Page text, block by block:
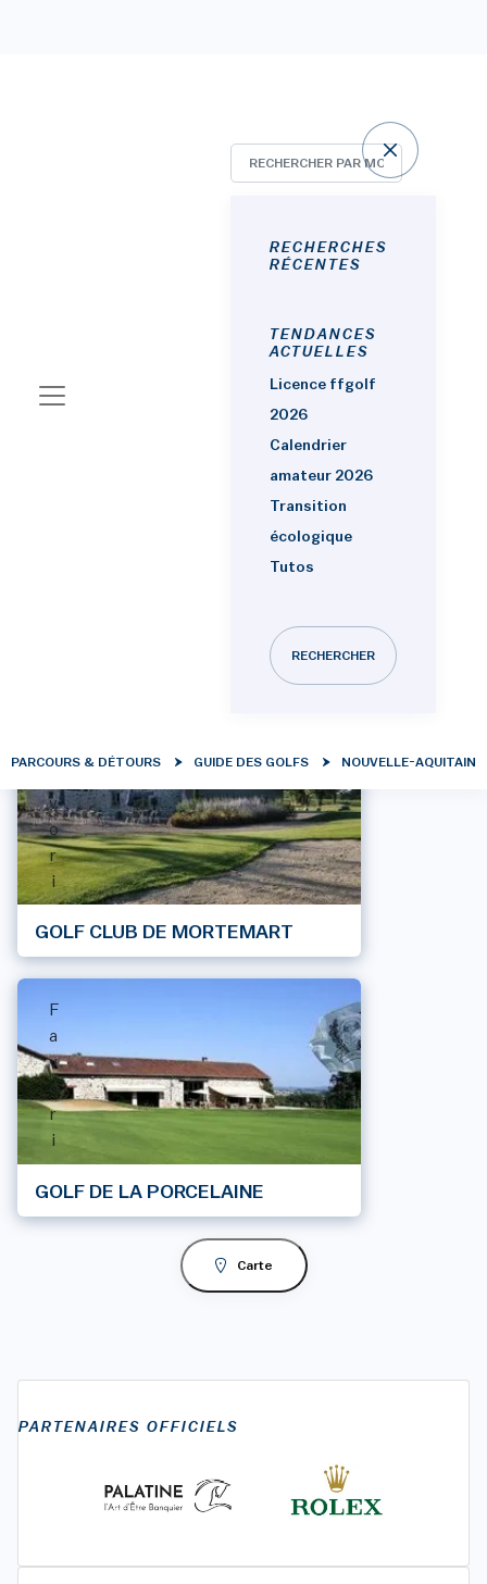
RECHERCHES
RÉCENTES
TENDANCES
ACTUELLES
Licence ffgolf
2026
Calendrier
amateur 2026
Transition
écologique
Tutos
RECHERCHER
PARCOURS & DÉTOURS GUIDE DES GOLFS NOUVELLE-AQUITAINE
Golfs Haute-Vienne (87)
DOMAINE GOLF DE SAINT LAZARE
v
o
r
i
GOLF CLUB DE MORTEMART
F
a
v
o
r
i
GOLF DE LA PORCELAINE
Carte
PARTENAIRES OFFICIELS